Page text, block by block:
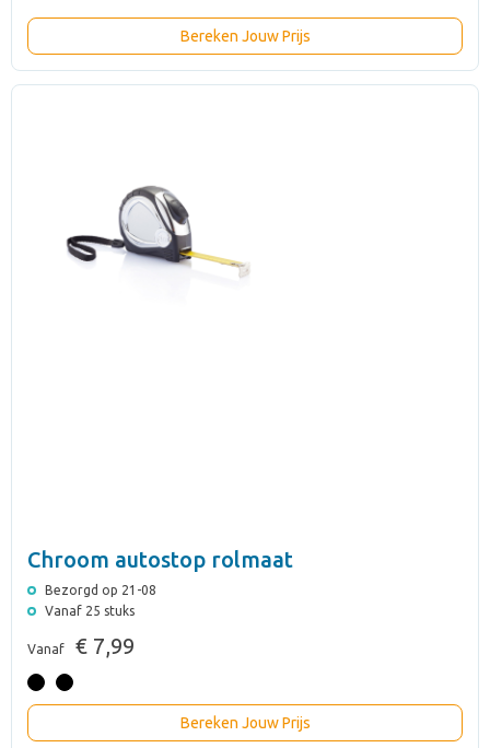
Bereken Jouw Prijs
Chroom autostop rolmaat
Bezorgd op 21-08
Vanaf 25 stuks
Vanaf € 7,99
Bereken Jouw Prijs